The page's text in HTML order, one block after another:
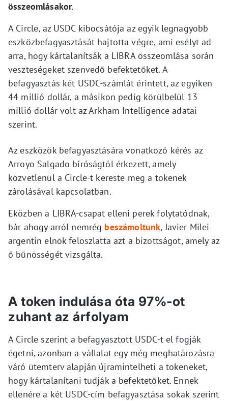
összeomlásakor.
A Circle, az USDC kibocsátója az egyik legnagyobb
eszközbefagyasztását hajtotta végre, ami esélyt ad
arra, hogy kártalanítsák a LIBRA összeomlása során
veszteségeket szenvedő befektetőket. A
befagyasztás két USDC-számlát érintett, az egyiken
44 millió dollár, a másikon pedig körülbelül 13
millió dollár volt az Arkham Intelligence adatai
szerint.
Az eszközök befagyasztására vonatkozó kérés az
Arroyo Salgado bíróságtól érkezett, amely
közvetlenül a Circle-t kereste meg a tokenek
zárolásával kapcsolatban.
Eközben a LIBRA-csapat elleni perek folytatódnak,
bár ahogy arról nemrég beszámoltunk, Javier Milei
argentin elnök feloszlatta azt a bizottságot, amely az
ő bűnösségét vizsgálta.
A token indulása óta 97%-ot
zuhant az árfolyam
A Circle szerint a befagyasztott USDC-t el fogják
égetni, azonban a vállalat egy még meghatározásra
váró ütemterv alapján újramintelheti a tokeneket,
hogy kártalanítani tudják a befektetőket. Ennek
ellenére a két USDC-cím befagyasztása sokak szerint